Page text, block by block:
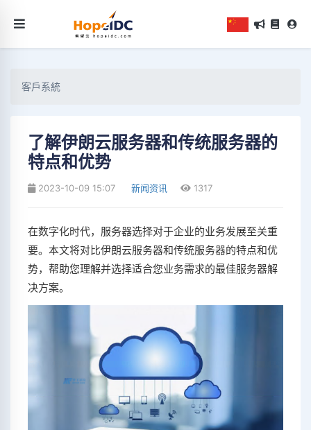
客戶系統
了解伊朗云服务器和传统服务器的
特点和优势
2023-10-09 15:07 新闻资讯 1317
在数字化时代，服务器选择对于企业的业务发展至关重
要。本文将对比伊朗云服务器和传统服务器的特点和优
势，帮助您理解并选择适合您业务需求的最佳服务器解
决方案。